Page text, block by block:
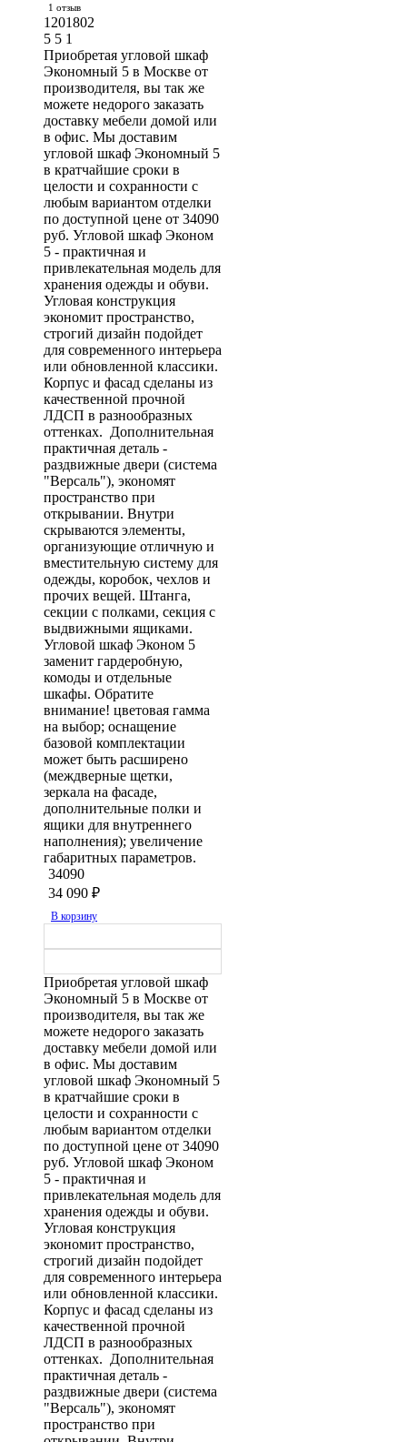
1 отзыв
1201802
5 5 1
Приобретая угловой шкаф
Экономный 5 в Москве от
производителя, вы так же
можете недорого заказать
доставку мебели домой или
в офис. Мы доставим
угловой шкаф Экономный 5
в кратчайшие сроки в
целости и сохранности с
любым вариантом отделки
по доступной цене от 34090
руб. Угловой шкаф Эконом
5 - практичная и
привлекательная модель для
хранения одежды и обуви.
Угловая конструкция
экономит пространство,
строгий дизайн подойдет
для современного интерьера
или обновленной классики.
Корпус и фасад сделаны из
качественной прочной
ЛДСП в разнообразных
оттенках. Дополнительная
практичная деталь -
раздвижные двери (система
"Версаль"), экономят
пространство при
открывании. Внутри
скрываются элементы,
организующие отличную и
вместительную систему для
одежды, коробок, чехлов и
прочих вещей. Штанга,
секции с полками, секция с
выдвижными ящиками.
Угловой шкаф Эконом 5
заменит гардеробную,
комоды и отдельные
шкафы. Обратите
внимание! цветовая гамма
на выбор; оснащение
базовой комплектации
может быть расширено
(междверные щетки,
зеркала на фасаде,
дополнительные полки и
ящики для внутреннего
наполнения); увеличение
габаритных параметров.
34090
34 090 ₽
В корзину
Приобретая угловой шкаф
Экономный 5 в Москве от
производителя, вы так же
можете недорого заказать
доставку мебели домой или
в офис. Мы доставим
угловой шкаф Экономный 5
в кратчайшие сроки в
целости и сохранности с
любым вариантом отделки
по доступной цене от 34090
руб. Угловой шкаф Эконом
5 - практичная и
привлекательная модель для
хранения одежды и обуви.
Угловая конструкция
экономит пространство,
строгий дизайн подойдет
для современного интерьера
или обновленной классики.
Корпус и фасад сделаны из
качественной прочной
ЛДСП в разнообразных
оттенках. Дополнительная
практичная деталь -
раздвижные двери (система
"Версаль"), экономят
пространство при